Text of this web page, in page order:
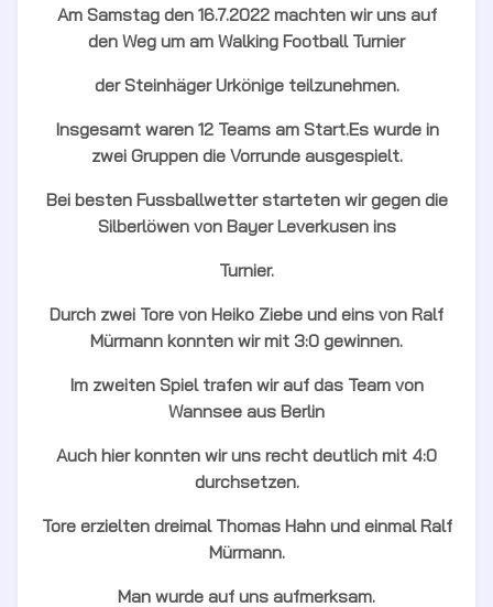
Am Samstag den 16.7.2022 machten wir uns auf
den Weg um am Walking Football Turnier
der Steinhäger Urkönige teilzunehmen.
Insgesamt waren 12 Teams am Start.Es wurde in
zwei Gruppen die Vorrunde ausgespielt.
Bei besten Fussballwetter starteten wir gegen die
Silberlöwen von Bayer Leverkusen ins
Turnier.
Durch zwei Tore von Heiko Ziebe und eins von Ralf
Mürmann konnten wir mit 3:0 gewinnen.
Im zweiten Spiel trafen wir auf das Team von
Wannsee aus Berlin
Auch hier konnten wir uns recht deutlich mit 4:0
durchsetzen.
Tore erzielten dreimal Thomas Hahn und einmal Ralf
Mürmann.
Man wurde auf uns aufmerksam.